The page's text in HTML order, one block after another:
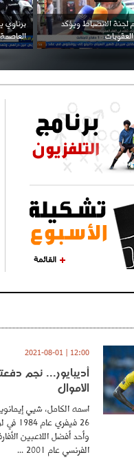
يصاب على مستوى كتفه
بن
القائمة
12:00 | 2021-08-01
أديبايور... نجم
الأموال
اسمه الكامل، شيي
26
وأحد أفضل اللاعبين
الفرنسي عام 2001 ...